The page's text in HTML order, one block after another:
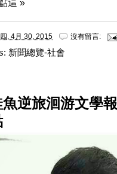
這 »
, 4月 30, 2015 沒有留言:
新聞總覽-社會
逆旅洄游文學